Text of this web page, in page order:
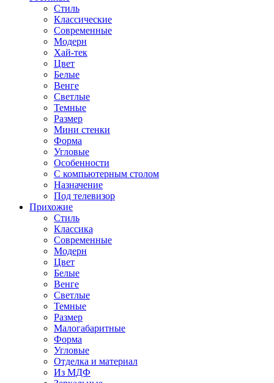
Стиль
Классические
Современные
Модерн
Хай-тек
Цвет
Белые
Венге
Светлые
Темные
Размер
Мини стенки
Форма
Угловые
Особенности
С компьютерным столом
Назначение
Под телевизор
Прихожие
Стиль
Классика
Современные
Модерн
Цвет
Белые
Венге
Светлые
Темные
Размер
Малогабаритные
Форма
Угловые
Отделка и материал
Из МДФ